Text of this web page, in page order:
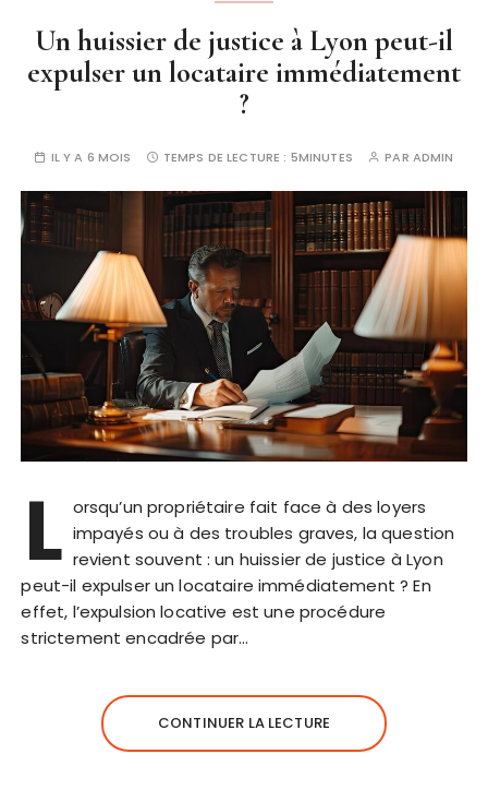
Un huissier de justice à Lyon peut-il
expulser un locataire immédiatement
?
IL Y A 6 MOIS TEMPS DE LECTURE : 5MINUTES PAR ADMIN
L orsqu’un propriétaire fait face à des loyers
impayés ou à des troubles graves, la question
revient souvent : un huissier de justice à Lyon
peut-il expulser un locataire immédiatement ? En
effet, l’expulsion locative est une procédure
strictement encadrée par…
CONTINUER LA LECTURE